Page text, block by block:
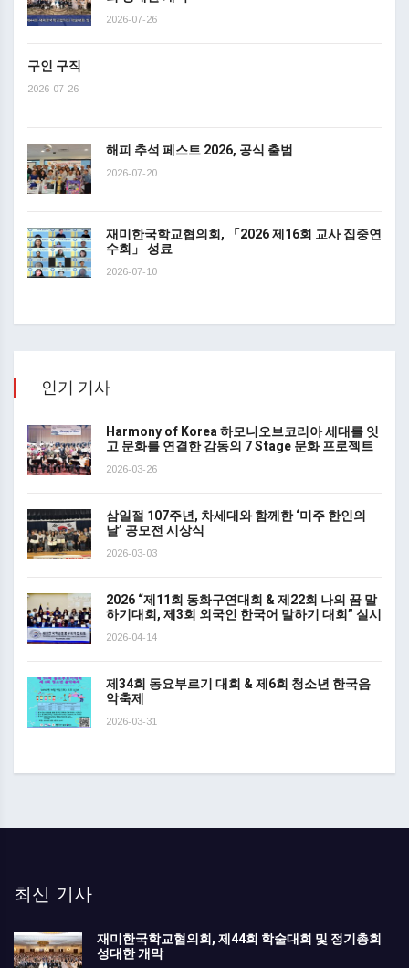
2026-07-26
구인 구직
2026-07-26
해피 추석 페스트 2026, 공식 출범
2026-07-20
재미한국학교협의회, 「2026 제16회 교사 집중연
수회」 성료
2026-07-10
인기 기사
Harmony of Korea 하모니오브코리아 세대를 잇
고 문화를 연결한 감동의 7 Stage 문화 프로젝트
2026-03-26
삼일절 107주년, 차세대와 함께한 ‘미주 한인의
날’ 공모전 시상식
2026-03-03
2026 “제11회 동화구연대회 & 제22회 나의 꿈 말
하기대회, 제3회 외국인 한국어 말하기 대회” 실시
2026-04-14
제34회 동요부르기 대회 & 제6회 청소년 한국음
악축제
2026-03-31
최신 기사
재미한국학교협의회, 제44회 학술대회 및 정기총회
성대한 개막